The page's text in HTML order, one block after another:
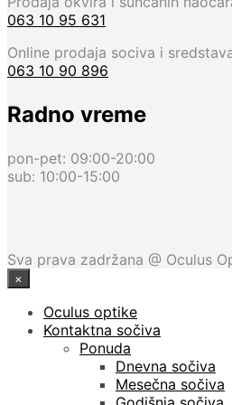
063 10 95 631
Online prodaja sociva i
063 10 90 896
Radno vreme
pon-pet: 09:00-20:00
sub: 10:00-15:00
Sva prava zadržana @ Oculus
×
Oculus optike
Kontaktna sočiva
Ponuda
Dnevna sočiva
Mesečna sočiva